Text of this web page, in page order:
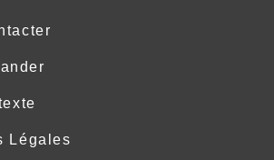
Légales